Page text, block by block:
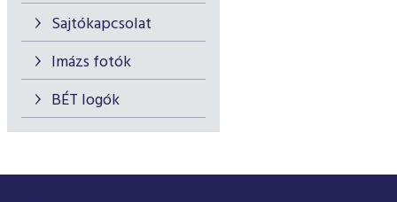
Sajtókapcsolat
Imázs fotók
BÉT logók